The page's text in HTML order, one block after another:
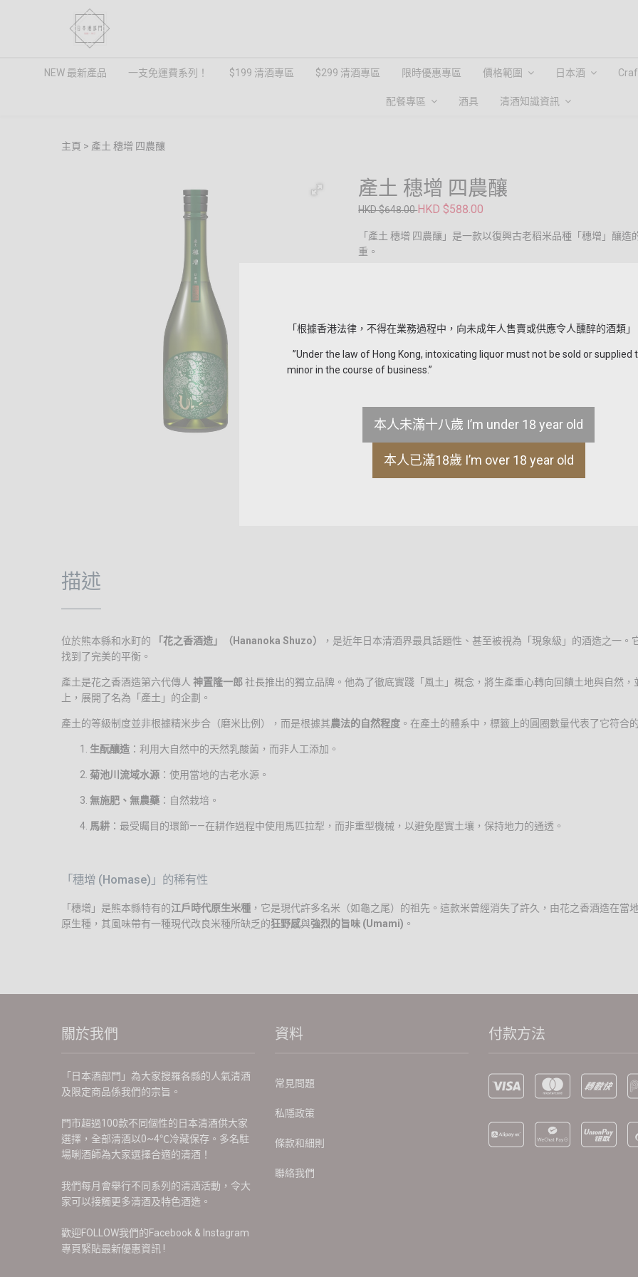
NEW 最新產品 一支免運費系列！ $199 清酒專區 $299 清酒專區 限時優惠專區 價格範圍 日本酒
配餐專區 酒具 清酒知識資訊
主頁 產土 穗增 四農釀
產土 穗增 四農釀
HKD $648.00HKD $588.00
「產土 穗增 四農釀」是一款以復興古老稻米品種「穗增」釀
重。
ML
售罄
描述
位於熊本縣和水町的 「花之香酒造」（Hananoka Shuzo）
，是近年日本清酒界最具話題性、甚至被視為「現象級」的酒造之一
找到了完美的平衡。
產土是花之香酒造第六代傳人 神置隆一郎社長推出的獨立品牌。他為了徹底實踐「風土」概念，將生產重心轉向回饋土地與自然
上，展開了名為「產土」的企劃。
產土的等級制度並非根據精米步合（磨米比例），而是根據其農法的自然程度 。在產土的體系中，標籤上的圓圈數量代表了它符合
生酛釀造 ：利用大自然中的天然乳酸菌，而非人工添加。
菊池川流域水源 ：使用當地的古老水源。
無施肥、無農藥 ：自然栽培。
馬耕 ：最受矚目的環節——在耕作過程中使用馬匹拉犁，而非重型機械，以避免壓實土壤，保持地力的通透。
「穗增 (Homase)」的稀有性
「穗增」是熊本縣特有的江戶時代原生米種 ，它是現代許多名米（如龜之尾）的祖先。這款米曾經消失了許久，由花之香酒造在
原生種，其風味帶有一種現代改良米種所缺乏的狂野感與強烈的旨味 (Umami) 。
關於我們
「日本酒部門」為大家搜羅各縣的人氣清酒
及限定商品係我們的宗旨。
門市超過100款不同個性的日本清酒供大家
選擇，全部清酒以0~4℃冷藏保存。多名駐
場唎酒師為大家選擇合適的清酒！
我們每月會舉行不同系列的清酒活動，令大
家可以接觸更多清酒及特色酒造。
歡迎FOLLOW我們的Facebook & Instagram
專頁緊貼最新優惠資訊 !
資料
常見問題
私隱政策
條款和細則
聯絡我們
付款方法
「根據香港法律，不得在業務過程中，向未成年人售賣或供應令人醺醉的酒類」
”Under the law of Hong Kong, intoxicating liquor must not be sold or supplied
minor in the course of business.”
本人未滿十八歲 I’m under 18 year old
本人已滿18歲 I’m over 18 year old